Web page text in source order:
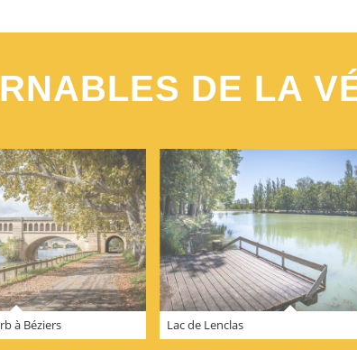
DE LA
à Béziers Lac de Lenclas